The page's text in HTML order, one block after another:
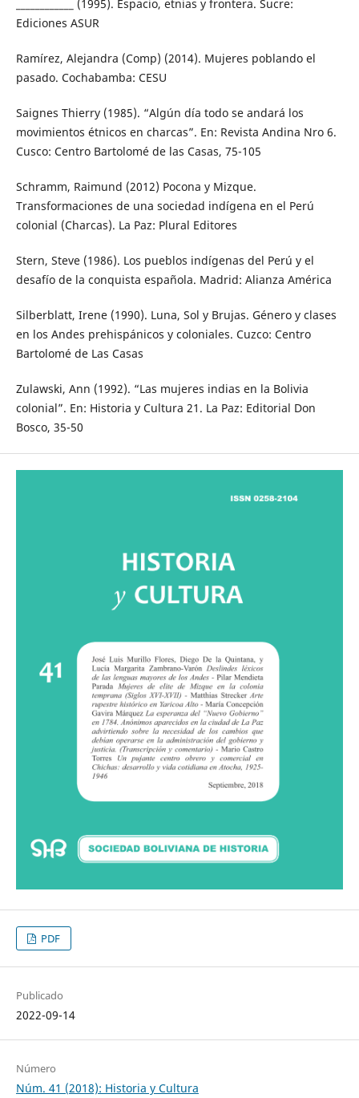
____________ (1995). Espacio, etnias y frontera. Sucre:
Ediciones ASUR
Ramírez, Alejandra (Comp) (2014). Mujeres poblando el
pasado. Cochabamba: CESU
Saignes Thierry (1985). “Algún día todo se andará los
movimientos étnicos en charcas”. En: Revista Andina Nro 6.
Cusco: Centro Bartolomé de las Casas, 75-105
Schramm, Raimund (2012) Pocona y Mizque.
Transformaciones de una sociedad indígena en el Perú
colonial (Charcas). La Paz: Plural Editores
Stern, Steve (1986). Los pueblos indígenas del Perú y el
desafío de la conquista española. Madrid: Alianza América
Silberblatt, Irene (1990). Luna, Sol y Brujas. Género y clases
en los Andes prehispánicos y coloniales. Cuzco: Centro
Bartolomé de Las Casas
Zulawski, Ann (1992). “Las mujeres indias en la Bolivia
colonial”. En: Historia y Cultura 21. La Paz: Editorial Don
Bosco, 35-50
PDF
Publicado
2022-09-14
Número
Núm. 41 (2018): Historia y Cultura